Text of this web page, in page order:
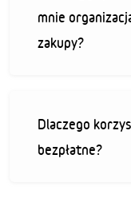
mnie
zakupy?
Dlaczego
bezpłatne?